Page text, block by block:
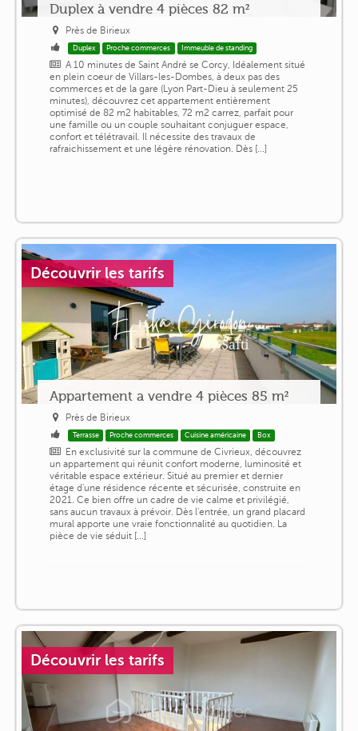
Duplex à vendre 4 pièces 82 m²
Près de Birieux
Duplex Proche commerces Immeuble de standing
A 10 minutes de Saint André se Corcy, Idéalement situé
en plein coeur de Villars-les-Dombes, à deux pas des
commerces et de la gare (Lyon Part-Dieu à seulement 25
minutes), découvrez cet appartement entièrement
optimisé de 82 m2 habitables, 72 m2 carrez, parfait pour
une famille ou un couple souhaitant conjuguer espace,
confort et télétravail. Il nécessite des travaux de
rafraichissement et une légère rénovation. Dès [...]
Découvrir les tarifs
Appartement a vendre 4 pièces 85 m²
Près de Birieux
Terrasse Proche commerces Cuisine américaine Box
En exclusivité sur la commune de Civrieux, découvrez
un appartement qui réunit confort moderne, luminosité et
véritable espace extérieur. Situé au premier et dernier
étage d'une résidence récente et sécurisée, construite en
2021. Ce bien offre un cadre de vie calme et privilégié,
sans aucun travaux à prévoir. Dès l'entrée, un grand placard
mural apporte une vraie fonctionnalité au quotidien. La
pièce de vie séduit [...]
Découvrir les tarifs